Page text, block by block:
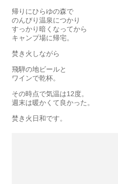
帰りにひらゆの森で
のんびり温泉につかり
すっかり暗くなってから
キャンプ場に帰宅。
焚き火しながら
飛騨の地ビールと
ワインで乾杯。
その時点で気温は12度。
週末は暖かくて良かった。
焚き火日和です。